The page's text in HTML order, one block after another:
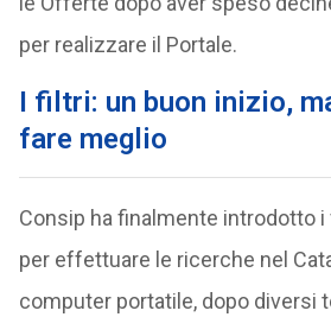
per realizzare il Portale.
I filtri: un buon inizio,
fare meglio
Consip ha finalmente introdotto
per effettuare le ricerche nel
computer portatile, dopo diversi